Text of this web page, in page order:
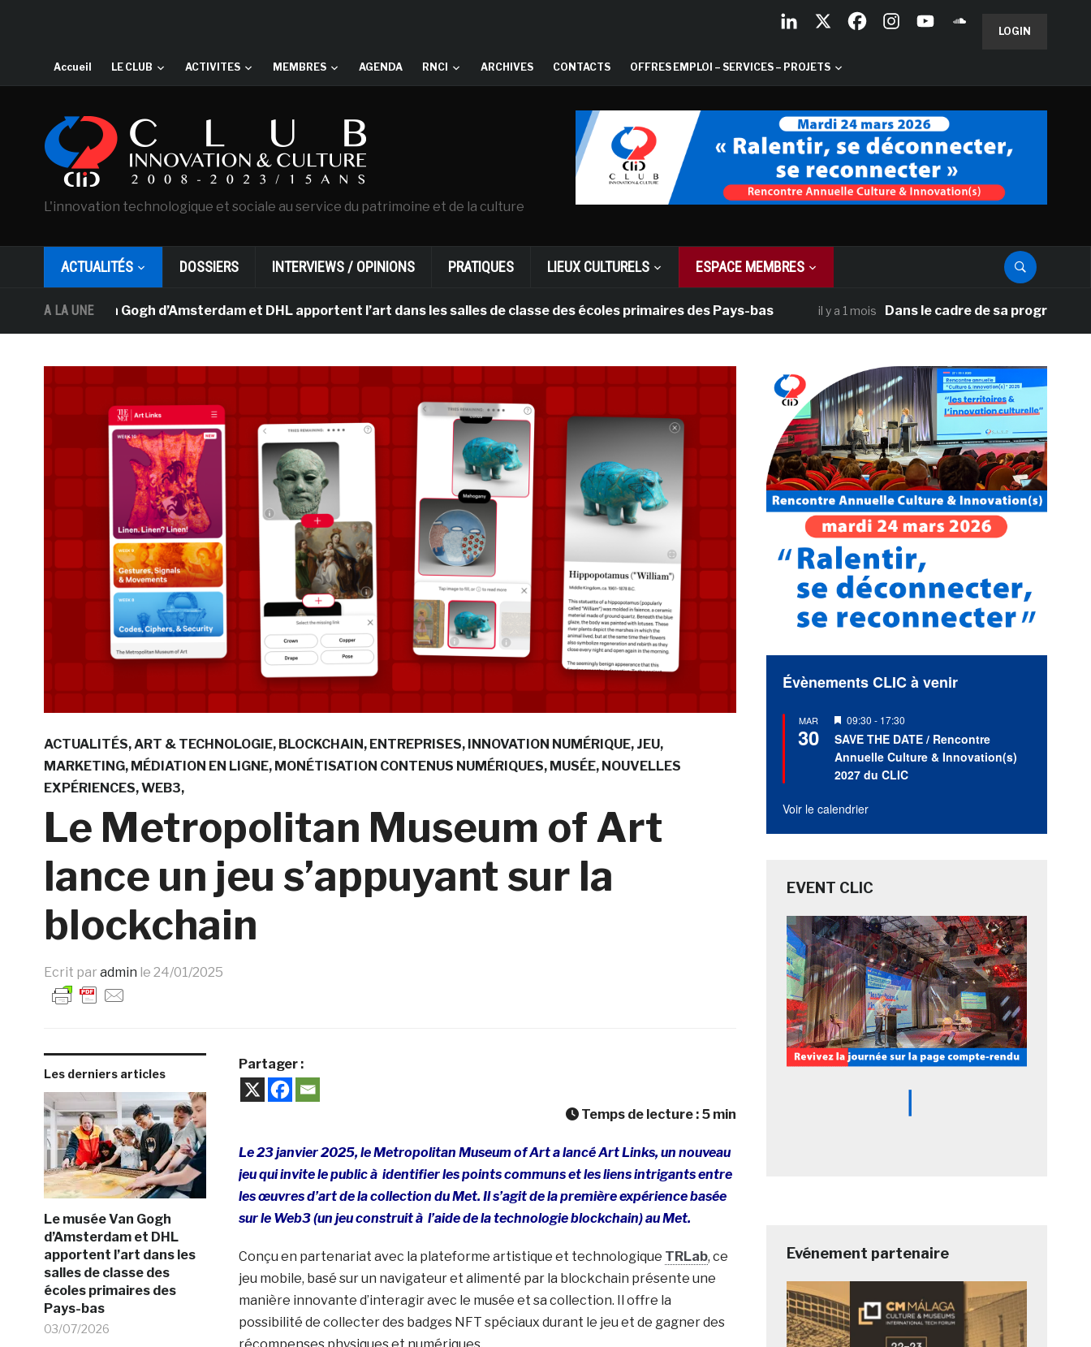
LOGIN
Accueil LE CLUB ACTIVITES MEMBRES AGENDA RNCI ARCHIVES CONTACTS OFFRES EMPLOI – SERVICES – PROJETS
L'innovation technologique et sociale au service du patrimoine et de la culture
ACTUALITÉS DOSSIERS INTERVIEWS / OPINIONS PRATIQUES LIEUX CULTURELS ESPACE MEMBRES
A LA UNE
Van Gogh d’Amsterdam et DHL apportent l’art dans les salles de classe des écoles primaires des Pays-bas il y a 1 mois Dans le cadre de sa programmation
ACTUALITÉS ART & TECHNOLOGIE BLOCKCHAIN ENTREPRISES INNOVATION NUMÉRIQUE JEU
MARKETING MÉDIATION EN LIGNE MONÉTISATION CONTENUS NUMÉRIQUES MUSÉE NOUVELLES
EXPÉRIENCES WEB3
Le Metropolitan Museum of Art
lance un jeu s’appuyant sur la
blockchain
Ecrit par admin le 24/01/2025
Les derniers articles
Le musée Van Gogh
d’Amsterdam et DHL
apportent l’art dans les
salles de classe des
écoles primaires des
Pays-bas
03/07/2026
Partager :
Temps de lecture : 5 min
Le 23 janvier 2025, le Metropolitan Museum of Art a lancé Art Links, un nouveau
jeu qui invite le public à identifier les points communs et les liens intrigants entre
les œuvres d’art de la collection du Met. Il s’agit de la première expérience basée
sur le Web3 (un jeu construit à l’aide de la technologie blockchain) au Met.
Conçu en partenariat avec la plateforme artistique et technologique TRLab, ce
jeu mobile, basé sur un navigateur et alimenté par la blockchain présente une
manière innovante d’interagir avec le musée et sa collection. Il offre la
possibilité de collecter des badges NFT spéciaux durant le jeu et de gagner des
récompenses physiques et numériques.
Évènements CLIC à venir
MAR
30
Mis
en
avant
09:30 - 17:30
SAVE THE DATE / Rencontre
Annuelle Culture & Innovation(s)
2027 du CLIC
Voir le calendrier
EVENT CLIC
Evénement partenaire